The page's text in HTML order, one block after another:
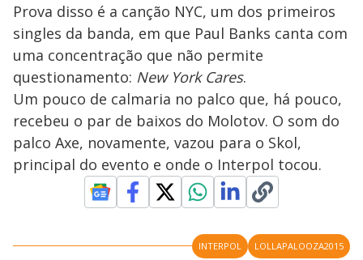
Prova disso é a canção NYC, um dos primeiros
singles da banda, em que Paul Banks canta com
uma concentração que não permite
questionamento: New York Cares.
Um pouco de calmaria no palco que, há pouco,
recebeu o par de baixos do Molotov. O som do
palco Axe, novamente, vazou para o Skol,
principal do evento e onde o Interpol tocou.
INTERPOL LOLLAPALOOZA2015